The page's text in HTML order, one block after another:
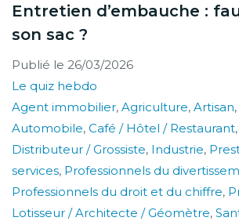
Entretien d’embauche :
son sac ?
Publié le 26/03/2026
Le quiz hebdo
Agent immobilier, Agriculture, Artisan,
Automobile, Café / Hôtel / Restaurant,
Distributeur / Grossiste, Industrie,
services, Professionnels du
Professionnels du droit et du chiffre,
Lotisseur / Architecte / Géomètre,